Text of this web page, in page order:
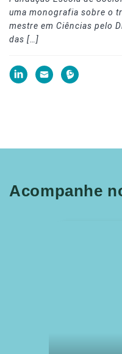
uma monografia sobre o
mestre em Ciências pelo
das […]
Acompanhe